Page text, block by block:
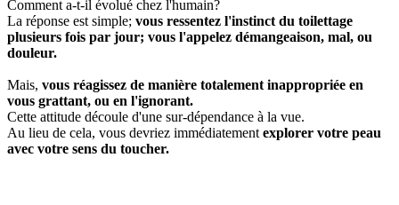
Comment a-t-il évolué chez l'humain?
La réponse est simple; vous ressentez l'instinct du toilettage
plusieurs fois par jour; vous l'appelez démangeaison, mal, ou
douleur.
Mais, vous réagissez de manière totalement inappropriée en
vous grattant, ou en l'ignorant.
Cette attitude découle d'une sur-dépendance à la vue.
Au lieu de cela, vous devriez immédiatement explorer votre peau
avec votre sens du toucher.